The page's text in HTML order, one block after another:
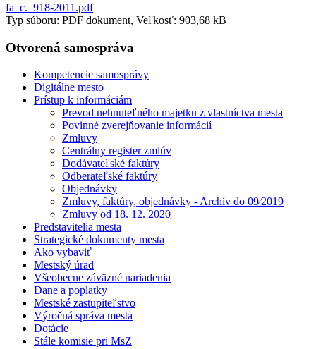
fa_c._918-2011.pdf
Typ súboru: PDF dokument, Veľkosť: 903,68 kB
Otvorená samospráva
Kompetencie samosprávy
Digitálne mesto
Prístup k informáciám
Prevod nehnuteľného majetku z vlastníctva mesta
Povinné zverejňovanie informácií
Zmluvy
Centrálny register zmlúv
Dodávateľské faktúry
Odberateľské faktúry
Objednávky
Zmluvy, faktúry, objednávky - Archív do 09⁄2019
Zmluvy od 18. 12. 2020
Predstavitelia mesta
Strategické dokumenty mesta
Ako vybaviť
Mestský úrad
Všeobecne záväzné nariadenia
Dane a poplatky
Mestské zastupiteľstvo
Výročná správa mesta
Dotácie
Stále komisie pri MsZ